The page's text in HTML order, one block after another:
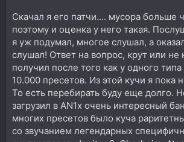
Скачал я его патчи.... мусора больше
поэтому и оценка у него такая.
я уж подумал, многое слушал, а
слушал! Ответ на вопрос, крут или не
получил после того как у одного
10.000 пресетов. Из этой кучи я пока
То есть перебирать буду еще долго.
загрузил в AN1x очень интересный
многих пресетов было куча
со звучанием легендарных